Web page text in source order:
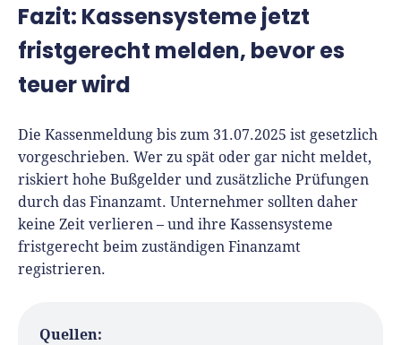
Fazit: Kassensysteme jetzt
fristgerecht melden, bevor es
teuer wird
Die Kassenmeldung bis zum 31.07.2025 ist gesetzlich
vorgeschrieben. Wer zu spät oder gar nicht meldet,
riskiert hohe Bußgelder und zusätzliche Prüfungen
durch das Finanzamt. Unternehmer sollten daher
keine Zeit verlieren – und ihre Kassensysteme
fristgerecht beim zuständigen Finanzamt
registrieren.
Quellen: